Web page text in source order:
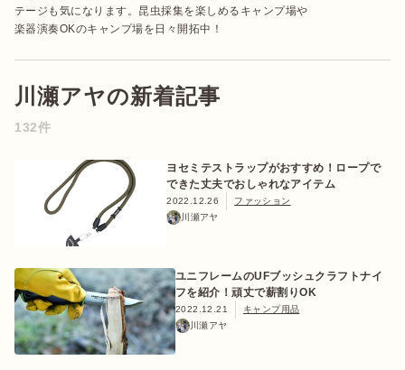
テージも気になります。昆虫採集を楽しめるキャンプ場や
楽器演奏OKのキャンプ場を日々開拓中！
川瀬アヤの新着記事
132件
ヨセミテストラップがおすすめ！ロープで
できた丈夫でおしゃれなアイテム
2022.12.26
ファッション
川瀬アヤ
ユニフレームのUFブッシュクラフトナイ
フを紹介！頑丈で薪割りOK
2022.12.21
キャンプ用品
川瀬アヤ
おすすめ特集
キャンプ用品